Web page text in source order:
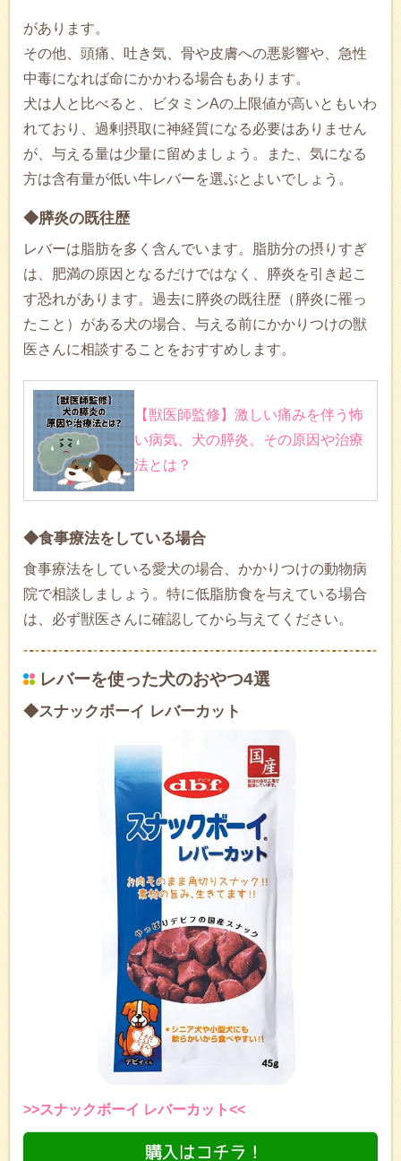
があります。
その他、頭痛、吐き気、骨や皮膚への悪影響や、急性
中毒になれば命にかかわる場合もあります。
犬は人と比べると、ビタミンAの上限値が高いともいわ
れており、過剰摂取に神経質になる必要はありません
が、与える量は少量に留めましょう。また、気になる
方は含有量が低い牛レバーを選ぶとよいでしょう。
◆膵炎の既往歴
レバーは脂肪を多く含んでいます。脂肪分の摂りすぎ
は、肥満の原因となるだけではなく、膵炎を引き起こ
す恐れがあります。過去に膵炎の既往歴（膵炎に罹っ
たこと）がある犬の場合、与える前にかかりつけの獣
医さんに相談することをおすすめします。
【獣医師監修】激しい痛みを伴う怖
い病気、犬の膵炎。その原因や治療
法とは？
◆食事療法をしている場合
食事療法をしている愛犬の場合、かかりつけの動物病
院で相談しましょう。特に低脂肪食を与えている場合
は、必ず獣医さんに確認してから与えてください。
レバーを使った犬のおやつ4選
◆スナックボーイ レバーカット
>>スナックボーイ レバーカット<<